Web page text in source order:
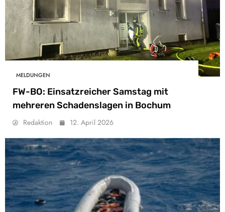
MELDUNGEN
FW-BO: Einsatzreicher Samstag mit
mehreren Schadenslagen in Bochum
Redaktion 12. April 2026